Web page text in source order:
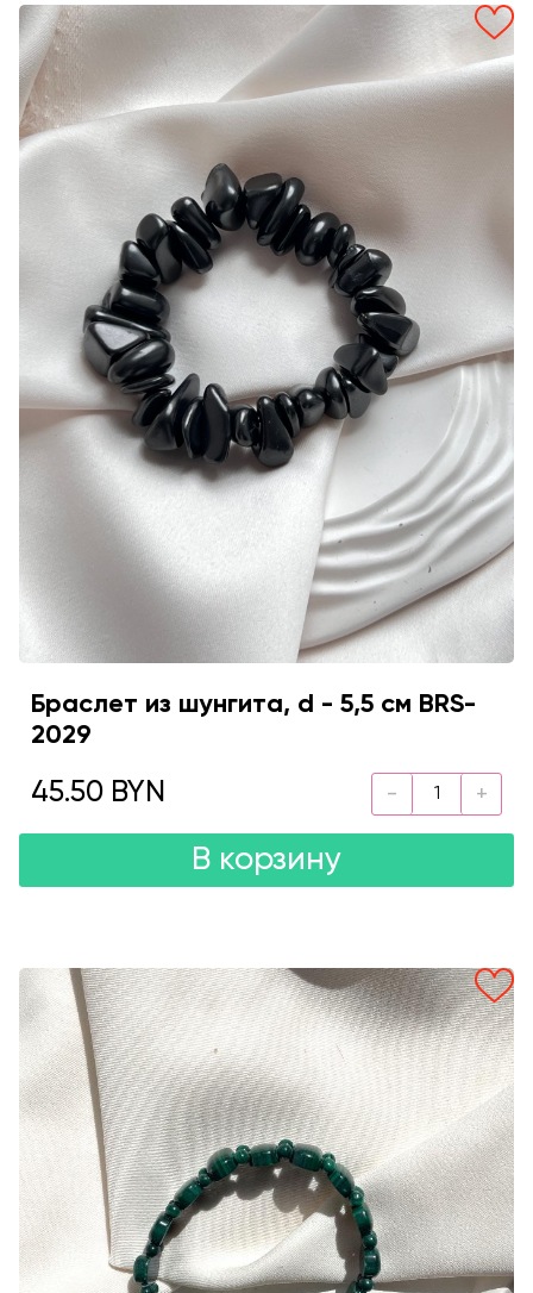
Браслет из шунгита, d - 5,5 см BRS-
2029
45.50 BYN
В корзину